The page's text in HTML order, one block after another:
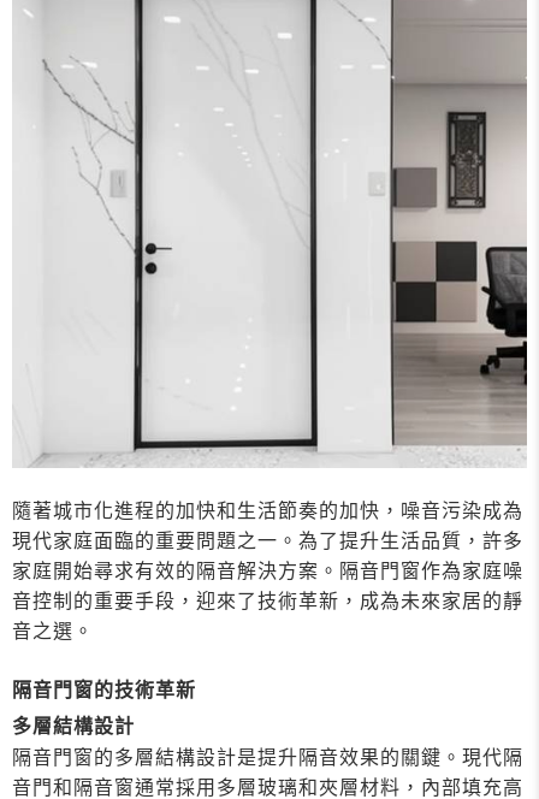
隨著城市化進程的加快和生活節奏的加快，噪音污染成為
現代家庭面臨的重要問題之一。為了提升生活品質，許多
家庭開始尋求有效的隔音解決方案。隔音門窗作為家庭噪
音控制的重要手段，迎來了技術革新，成為未來家居的靜
音之選。
隔音門窗的技術革新
多層結構設計
隔音門窗的多層結構設計是提升隔音效果的關鍵。現代隔
音門和隔音窗通常採用多層玻璃和夾層材料，內部填充高